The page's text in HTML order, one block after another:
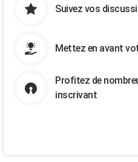
Suivez vos
Mettez en avant
Profitez de
inscrivant